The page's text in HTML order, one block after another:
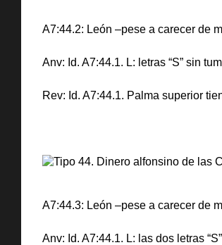
A7:44.2: León –pese a carecer de
Anv: Id. A7:44.1. L: letras “S” sin
Rev: Id. A7:44.1. Palma superior
A7:44.3: León –pese a carecer de
Anv: Id. A7:44.1. L: las dos letras